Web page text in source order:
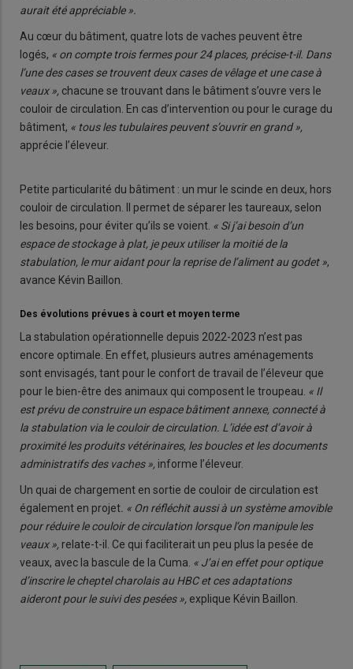
aurait été appréciable ».
Au cœur du bâtiment, quatre lots de vaches peuvent être
logés, « on compte trois fermes pour 24 places, précise-t-il. Dans
l’une des cases se trouvent deux cases de vêlage et une case à
veaux », chacune se trouvant dans le bâtiment s’ouvre vers le
couloir de circulation. En cas d’intervention ou pour le curage du
bâtiment, « tous les tubulaires peuvent s’ouvrir en grand »,
apprécie l’éleveur.
Petite particularité du bâtiment : un mur le scinde en deux, hors
couloir de circulation. Il permet de séparer les taureaux, selon
les besoins, pour éviter qu’ils se voient. « Si j’ai besoin d’un
espace de stockage à plat, je peux utiliser la moitié de la
stabulation, le mur aidant pour la reprise de l’aliment au godet »,
avance Kévin Baillon.
Des évolutions prévues à court et moyen terme
La stabulation opérationnelle depuis 2022-2023 n’est pas
encore optimale. En effet, plusieurs autres aménagements
sont envisagés, tant pour le confort de travail de l’éleveur que
pour le bien-être des animaux qui composent le troupeau. « Il
est prévu de construire un espace bâtiment annexe, connecté à
la stabulation via le couloir de circulation. L’idée est d’avoir à
proximité les produits vétérinaires, les boucles et les documents
administratifs des vaches », informe l’éleveur.
Un quai de chargement en sortie de couloir de circulation est
également en projet. « On réfléchit aussi à un système amovible
pour réduire le couloir de circulation lorsque l’on manipule les
veaux », relate-t-il. Ce qui faciliterait un peu plus la pesée de
veaux, avec la bascule de la Cuma. « J’ai en effet pour optique
d’inscrire le cheptel charolais au HBC et ces adaptations
aideront pour le suivi des pesées », explique Kévin Baillon.